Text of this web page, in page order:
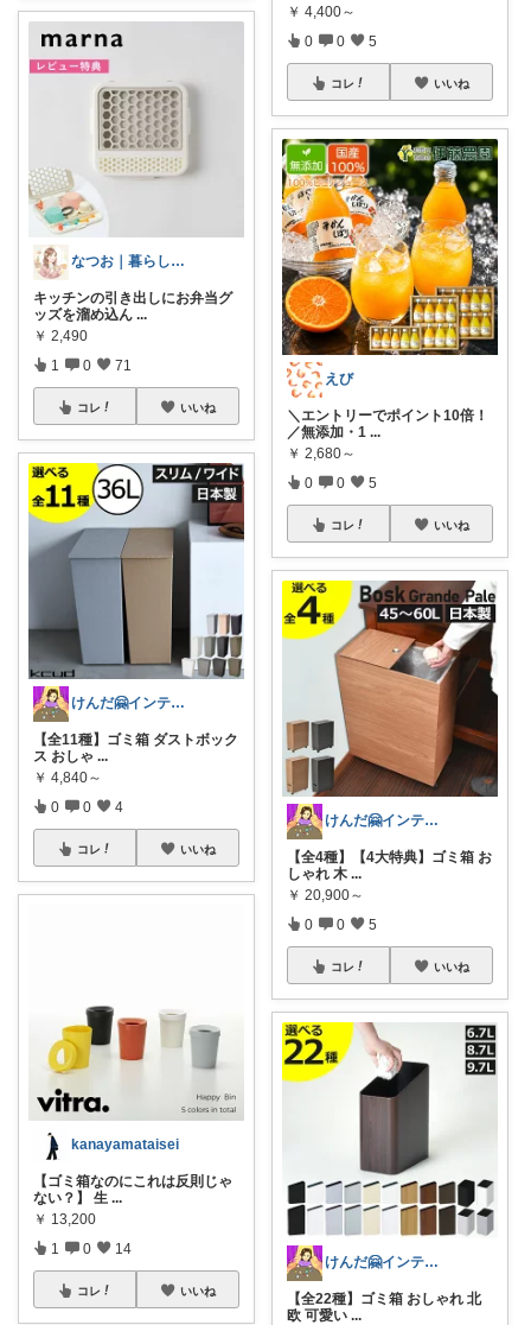
なつお｜暮らしが整う日用品選び
キッチンの引き出しにお弁当グ
ッズを溜め込ん ...
￥ 2,490
1 0 71
コレ いいね
けんだ🤗インテリア多め
【全11種】ゴミ箱 ダストボック
ス おしゃ ...
￥ 4,840～
0 0 4
コレ いいね
kanayamataisei
【ゴミ箱なのにこれは反則じゃ
ない？】 生 ...
￥ 13,200
1 0 14
コレ いいね
￥ 4,400～
0 0 5
コレ いいね
えび
＼エントリーでポイント10倍！
／無添加・1 ...
￥ 2,680～
0 0 5
コレ いいね
けんだ🤗インテリア多め
【全4種】【4大特典】ゴミ箱 お
しゃれ 木 ...
￥ 20,900～
0 0 5
コレ いいね
けんだ🤗インテリア多め
【全22種】ゴミ箱 おしゃれ 北
欧 可愛い ...